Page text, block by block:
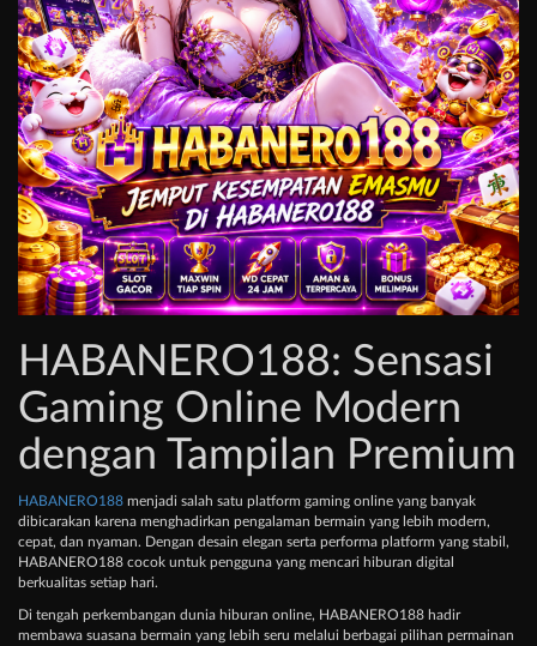
HABANERO188: Sensasi
Gaming Online Modern
dengan Tampilan Premium
HABANERO188 menjadi salah satu platform gaming online yang banyak
dibicarakan karena menghadirkan pengalaman bermain yang lebih modern,
cepat, dan nyaman. Dengan desain elegan serta performa platform yang stabil,
HABANERO188 cocok untuk pengguna yang mencari hiburan digital
berkualitas setiap hari.
Di tengah perkembangan dunia hiburan online, HABANERO188 hadir
membawa suasana bermain yang lebih seru melalui berbagai pilihan permainan